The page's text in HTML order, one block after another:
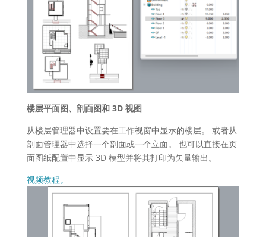
楼层平面图、剖面图和 3D 视图
从楼层管理器中设置要在工作视窗中显示的楼层。 或者从
剖面管理器中选择一个剖面或一个立面。 也可以直接在页
面图纸配置中显示 3D 模型并将其打印为矢量输出。
视频教程。